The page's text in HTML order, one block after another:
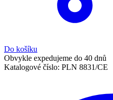
Do košíku
Obvykle expedujeme do 40 dnů
Katalogové číslo: PLN 8831/CE